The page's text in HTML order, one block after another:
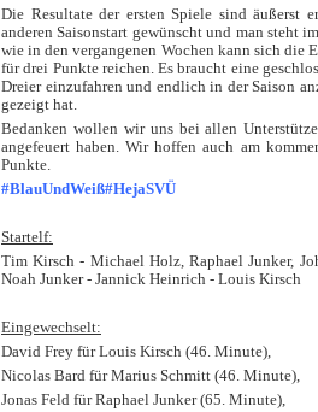
Die Resultate der ersten Spiele sind äußerst
anderen Saisonstart gewünscht und man steht
wie in den vergangenen Wochen kann sich die
für drei Punkte reichen. Es braucht eine
Dreier einzufahren und endlich in der Saison
gezeigt hat.
Bedanken wollen wir uns bei allen
angefeuert haben. Wir hoffen auch am
Punkte.
#BlauUndWeiß#HejaSVÜ
Startelf:
Tim Kirsch - Michael Holz, Raphael Junker,
Noah Junker - Jannick Heinrich - Louis Kirsch
Eingewechselt:
David Frey für Louis Kirsch (46. Minute),
Nicolas Bard für Marius Schmitt (46. Minute),
Jonas Feld für Raphael Junker (65. Minute),